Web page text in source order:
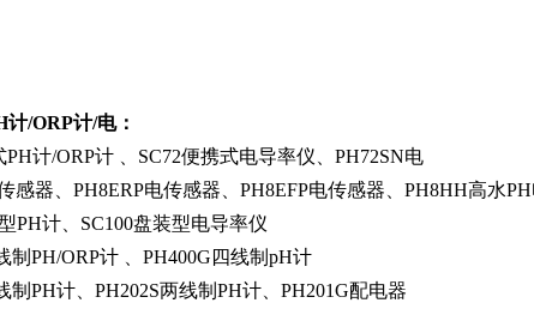
计/ORP计/电：
PH计/ORP计 、SC72便携式电导率仪、PH72SN电
感器、PH8ERP电传感器、PH8EFP电传感器、PH8HH高水
PH计、SC100盘装型电导率仪
制PH/ORP计 、PH400G四线制pH计
制PH计、PH202S两线制PH计、PH201G配电器